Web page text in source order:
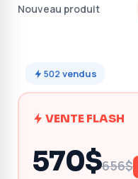
Nouveau produit
502vendus
VENTE FLASH
570$656$